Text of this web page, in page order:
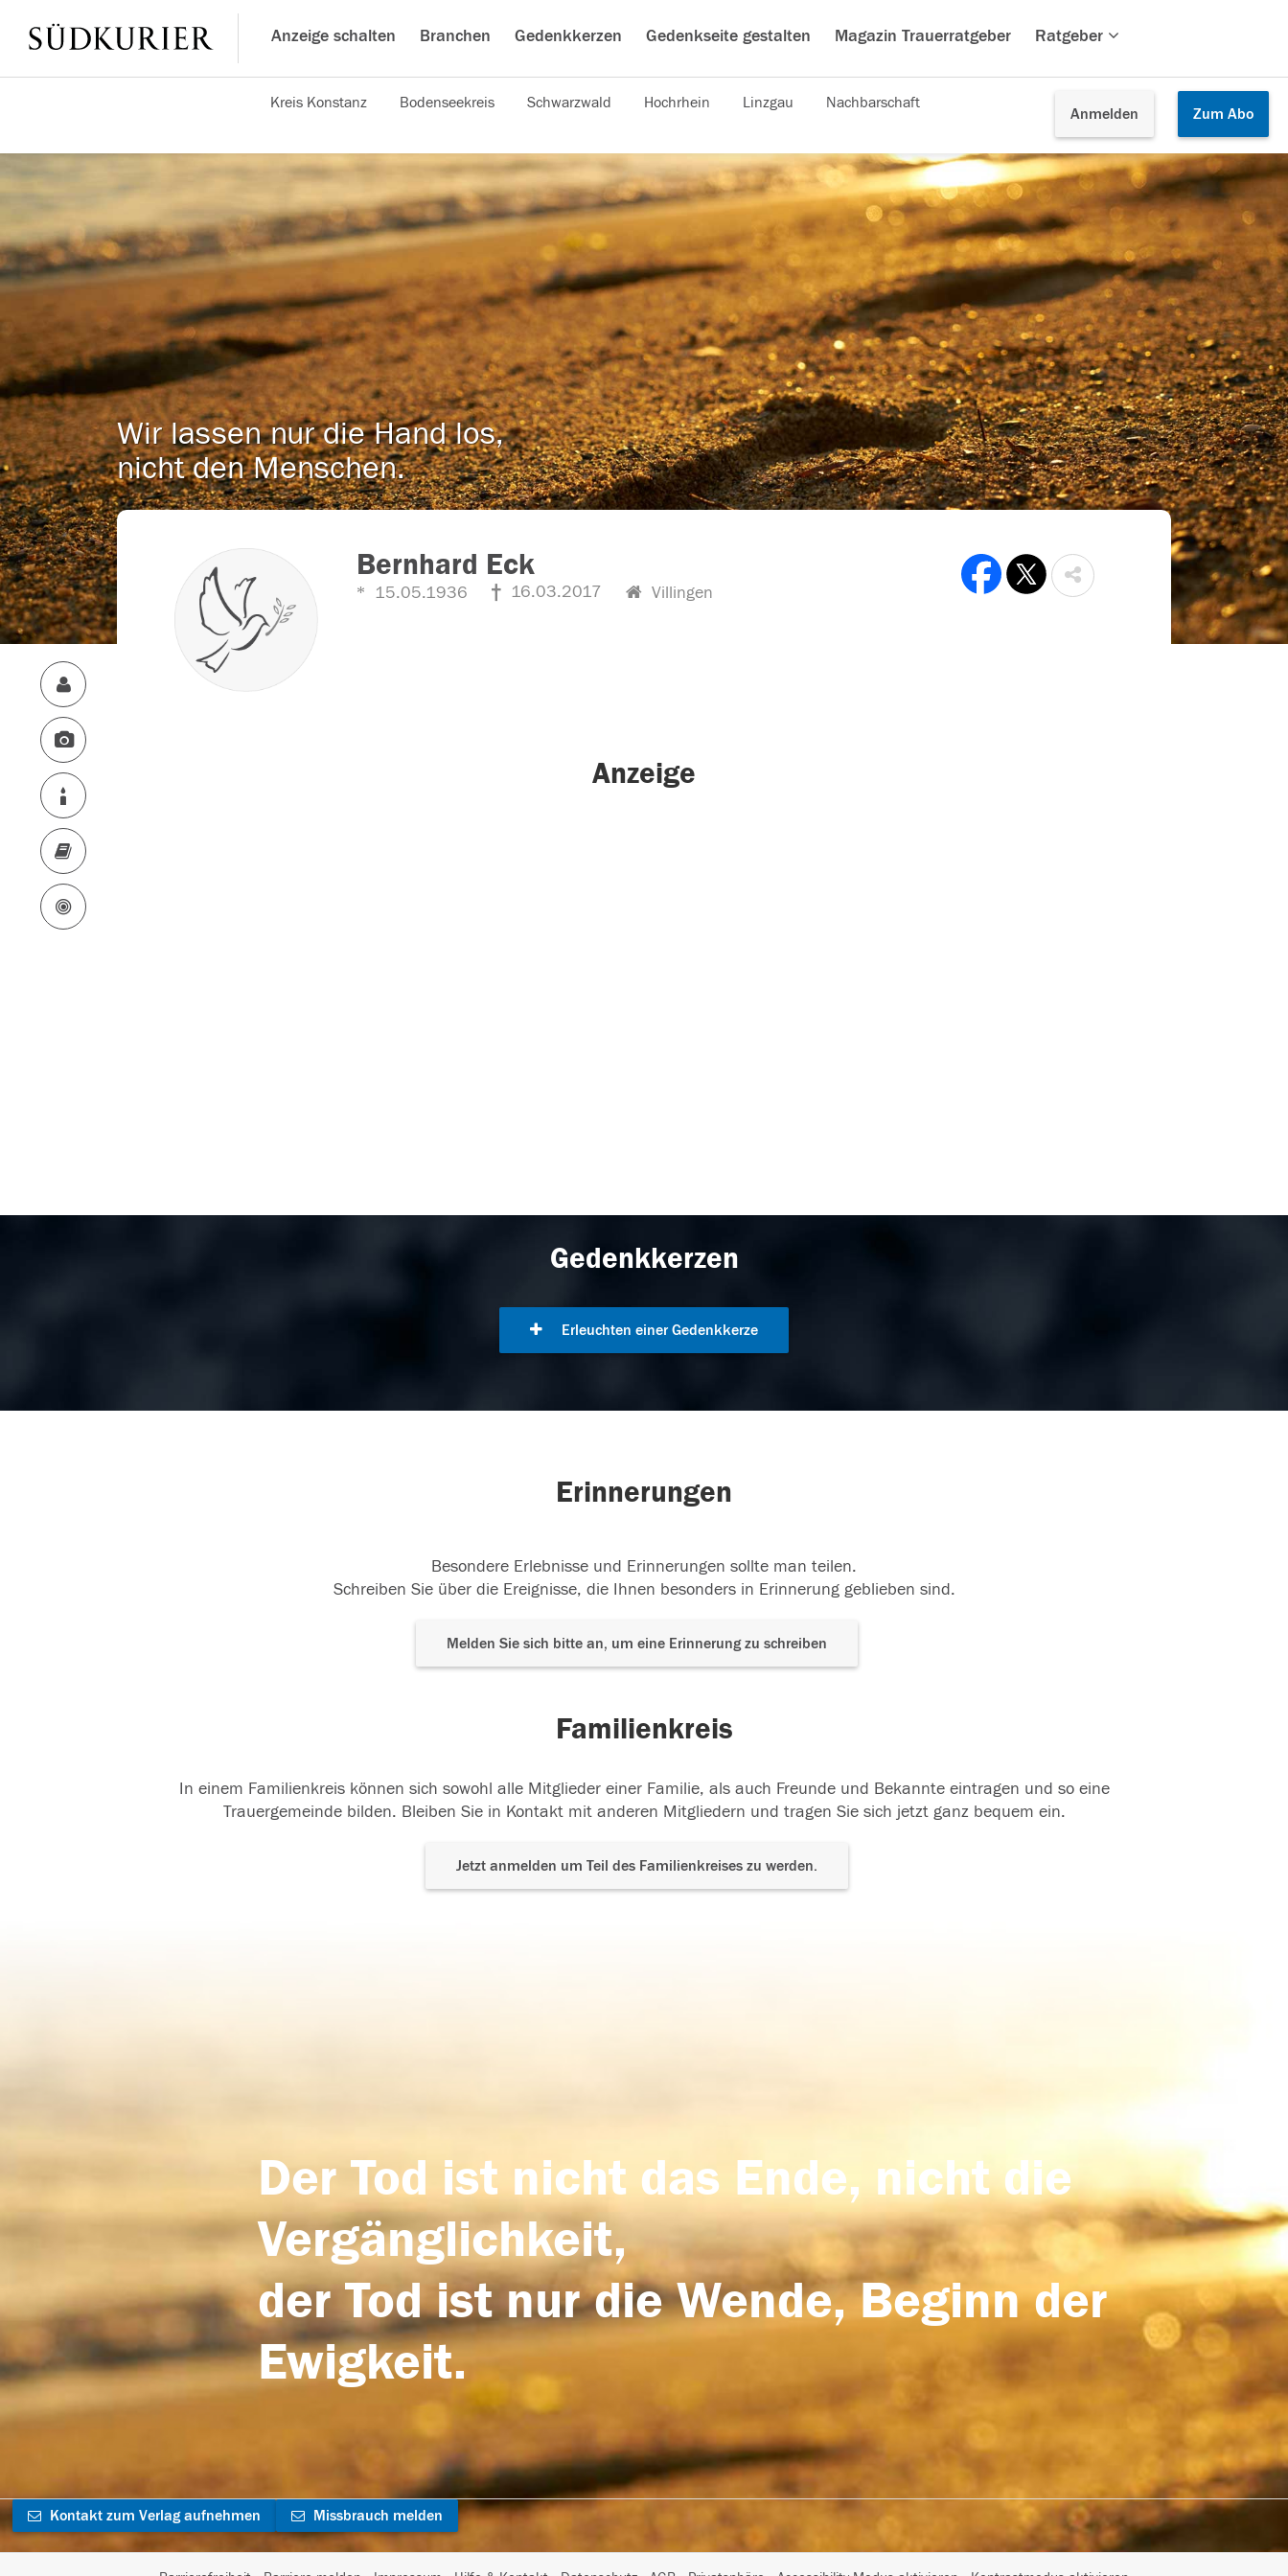
Anzeige schalten Branchen Gedenkkerzen Gedenkseite gestalten Magazin Trauerratgeber Ratgeber
Anmelden Zum Abo
Kreis Konstanz Bodenseekreis Schwarzwald Hochrhein Linzgau Nachbarschaft
Wir lassen nur die Hand los,
nicht den Menschen.
Bernhard Eck
15.05.1936 16.03.2017 Villingen
Anzeige
Gedenkkerzen
Erleuchten einer Gedenkkerze
Erinnerungen
Besondere Erlebnisse und Erinnerungen sollte man teilen.
Schreiben Sie über die Ereignisse, die Ihnen besonders in Erinnerung geblieben sind.
Melden Sie sich bitte an, um eine Erinnerung zu schreiben
Familienkreis
In einem Familienkreis können sich sowohl alle Mitglieder einer Familie, als auch Freunde und Bekannte eintragen und so eine
Trauergemeinde bilden. Bleiben Sie in Kontakt mit anderen Mitgliedern und tragen Sie sich jetzt ganz bequem ein.
Jetzt anmelden um Teil des Familienkreises zu werden.
Der Tod ist nicht das Ende, nicht die
Vergänglichkeit,
der Tod ist nur die Wende, Beginn der
Ewigkeit.
Kontakt zum Verlag aufnehmen Missbrauch melden